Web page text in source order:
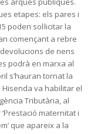
etapes: els pares i
poden sol·licitar la
començant a rebre
de nens
podrà en marxa al
s’hauran tornat la
Hisenda va habilitar el
Tributària, al
maternitat i
que apareix a la